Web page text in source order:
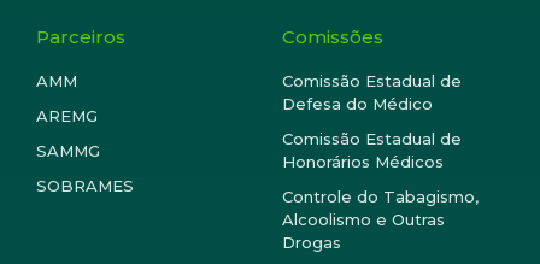
Parceiros
AMM
AREMG
SAMMG
SOBRAMES
Comissões
Comissão Estadual de
Defesa do Médico
Comissão Estadual de
Honorários Médicos
Controle do Tabagismo,
Alcoolismo e Outras
Drogas